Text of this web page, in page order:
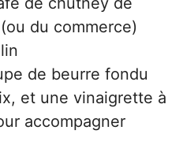
du commerce)
de beurre fondu
et une vinaigrette à
accompagner